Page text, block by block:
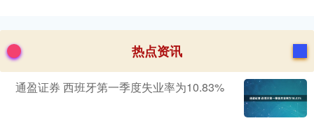
热点资讯
通盈证券 西班牙第一季度失业率为10.83%